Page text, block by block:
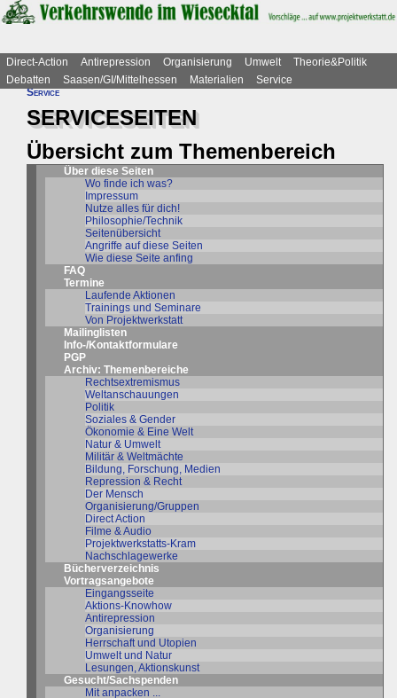
Direct-Action Antirepression Organisierung Umwelt
Theorie&Politik
Debatten
Saasen/GI/Mittelhessen Materialien
Service
Service
SERVICESEITEN
Übersicht zum Themenbereich
Über diese Seiten
Wo finde ich was?
Impressum
Nutze alles für dich!
Philosophie/Technik
Seitenübersicht
Angriffe auf diese Seiten
Wie diese Seite anfing
FAQ
Termine
Laufende Aktionen
Trainings und Seminare
Von Projektwerkstatt
Mailinglisten
Info-/Kontaktformulare
PGP
Archiv: Themenbereiche
Rechtsextremismus
Weltanschauungen
Politik
Soziales & Gender
Ökonomie & Eine Welt
Natur & Umwelt
Militär & Weltmächte
Bildung, Forschung, Medien
Repression & Recht
Der Mensch
Organisierung/Gruppen
Direct Action
Filme & Audio
Projektwerkstatts-Kram
Nachschlagewerke
Bücherverzeichnis
Vortragsangebote
Eingangsseite
Aktions-Knowhow
Antirepression
Organisierung
Herrschaft und Utopien
Umwelt und Natur
Lesungen, Aktionskunst
Gesucht/Sachspenden
Mit anpacken ...